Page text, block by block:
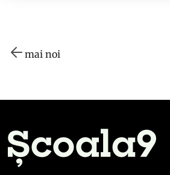
mai noi